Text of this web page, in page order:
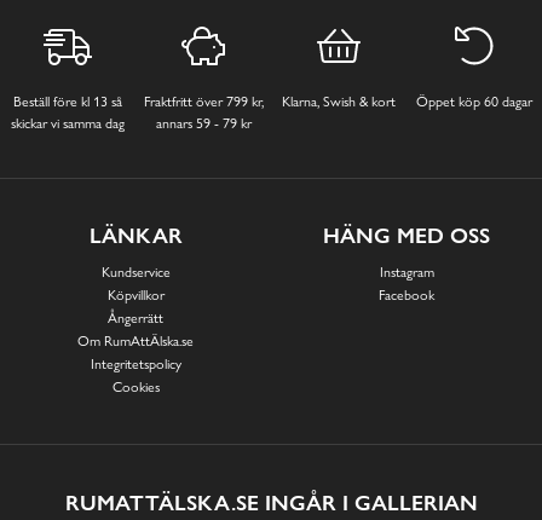
Beställ före kl 13 så
skickar vi samma dag
Fraktfritt över 799 kr,
annars 59 - 79 kr
Klarna, Swish & kort Öppet köp 60 dagar
LÄNKAR
Kundservice
Köpvillkor
Ångerrätt
Om RumAttÄlska.se
Integritetspolicy
Cookies
HÄNG MED OSS
Instagram
Facebook
RUMATTÄLSKA.SE INGÅR I GALLERIAN